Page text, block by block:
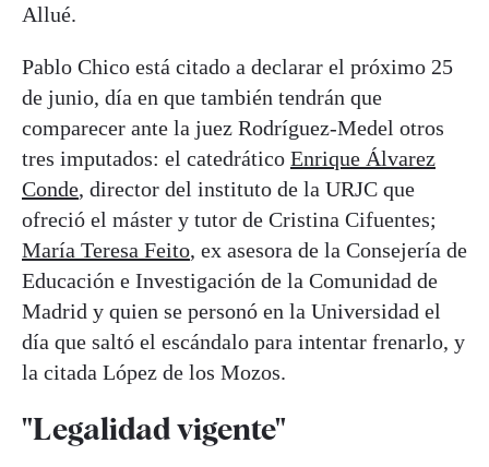
Allué.
Pablo Chico está citado a declarar el próximo 25
de junio, día en que también tendrán que
comparecer ante la juez Rodríguez-Medel otros
tres imputados: el catedrático Enrique Álvarez
Conde, director del instituto de la URJC que
ofreció el máster y tutor de Cristina Cifuentes;
María Teresa Feito, ex asesora de la Consejería de
Educación e Investigación de la Comunidad de
Madrid y quien se personó en la Universidad el
día que saltó el escándalo para intentar frenarlo, y
la citada López de los Mozos.
"Legalidad vigente"